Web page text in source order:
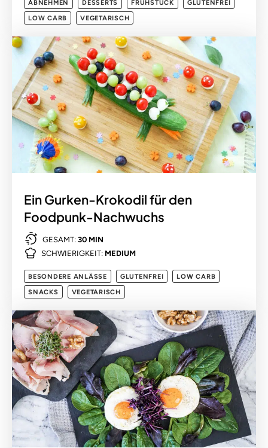
ABNEHMEN DESSERTS FRÜHSTÜCK
GLUTENFREI
LOW CARB
VEGETARISCH
Ein Gurken-Krokodil für den
Foodpunk-Nachwuchs
GESAMT: 30 MIN
SCHWIERIGKEIT: MEDIUM
BESONDERE ANLÄSSE GLUTENFREI
LOW CARB
SNACKS
VEGETARISCH